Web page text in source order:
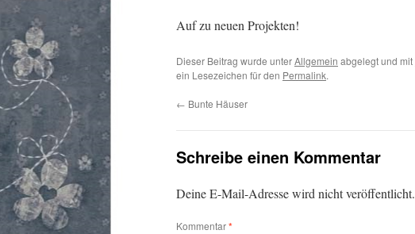
Auf zu neuen Projekten!
Dieser Beitrag wurde unterAllgemein abgelegt und mit
ein Lesezeichen für den Permalink.
← Bunte Häuser
Schreibe einen Kommentar
Deine E-Mail-Adresse wird nicht veröffentlicht.
Kommentar*